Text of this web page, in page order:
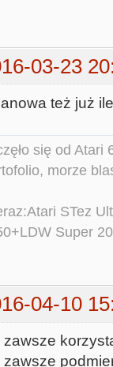
03-23
też już
się od Atari
morze
STez
Super
04-10
zawsze